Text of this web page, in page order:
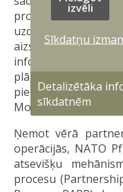
procesā.
uzdevumi var
aizsardzība,
informēšana,
plānošana,
piedalās Armēnija,
Moldova, kā arī
Ņemot vērā
operācijās, NATO
atsevišķu
procesu
izvēli
Sīkdatņu
Detalizētāka
sīkdatnēm